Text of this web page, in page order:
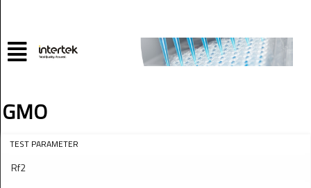
GMO
TEST PARAMETER
Rf2